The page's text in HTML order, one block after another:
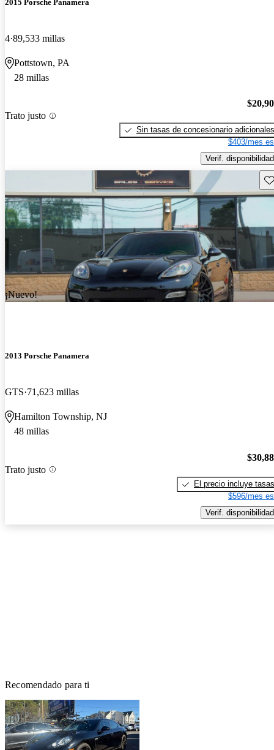
2015 Porsche Panamera
4 89,533 millas
Pottstown, PA
28 millas
Trato justo
Sin tasas de concesionario adicionales
$403/mes
Verif. disponibilidad
¡Nuevo!
2013 Porsche Panamera
GTS 71,623 millas
Hamilton Township, NJ
48 millas
Trato justo
El precio incluye tasas
$596/mes
Verif. disponibilidad
Recomendado para ti